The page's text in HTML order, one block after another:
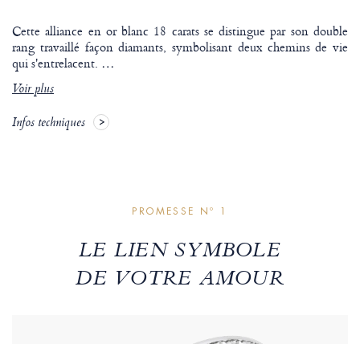
Cette alliance en or blanc 18 carats se distingue par son double
rang travaillé façon diamants, symbolisant deux chemins de vie
qui s'entrelacent. …
Voir plus
Infos techniques
PROMESSE Nº 1
LE LIEN SYMBOLE
DE VOTRE AMOUR